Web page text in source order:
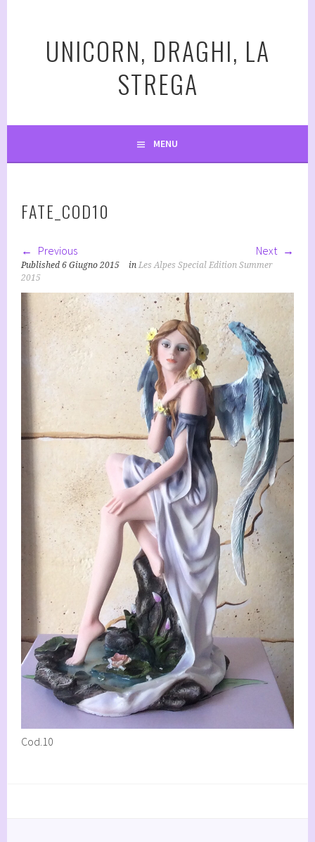
contenutoUNICORN, DRAGHI, LA
STREGA
MENU
FATE_COD10
Previous Next
Published6 Giugno 2015 inLes Alpes Special Edition Summer
2015
Cod.10